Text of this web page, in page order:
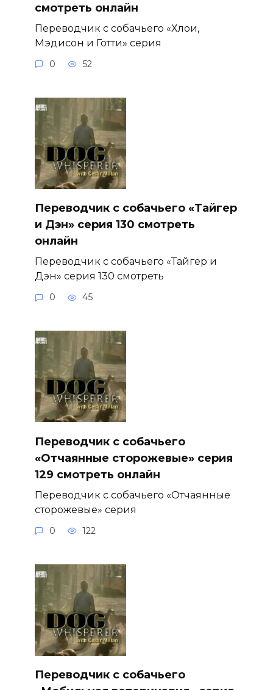
смотреть онлайн
Переводчик с собачьего «Хлои,
Мэдисон и Готти» серия
0 52
Переводчик с собачьего «Тайгер
и Дэн» серия 130 смотреть
онлайн
Переводчик с собачьего «Тайгер и
Дэн» серия 130 смотреть
0 45
Переводчик с собачьего
«Отчаянные сторожевые» серия
129 смотреть онлайн
Переводчик с собачьего «Отчаянные
сторожевые» серия
0 122
Переводчик с собачьего